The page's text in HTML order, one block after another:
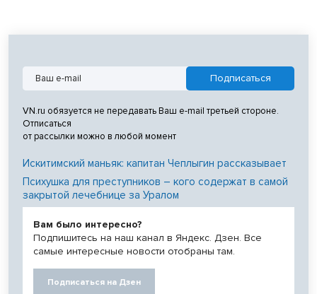
VN.ru обязуется не передавать Ваш e-mail третьей стороне.
Отписаться
от рассылки можно в любой момент
Искитимский маньяк: капитан Чеплыгин рассказывает
Психушка для преступников – кого содержат в самой
закрытой лечебнице за Уралом
Вам было интересно?
Подпишитесь на наш канал в Яндекс. Дзен. Все
самые интересные новости отобраны там.
Подписаться на Дзен